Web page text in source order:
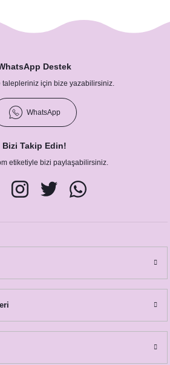
Destek
talepleriniz için bize yazabilirsiniz.
WhatsApp
Bizi Takip Edin!
etiketiyle bizi paylaşabilirsiniz.